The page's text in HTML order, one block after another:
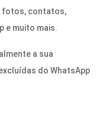
fotos, contatos,
e muito mais.
a sua
do WhatsApp